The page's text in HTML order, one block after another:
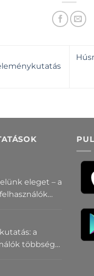
eleget – a
a közelség
a
többsége